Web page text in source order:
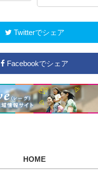
Twitterでシェア
Facebookでシェア
HOME